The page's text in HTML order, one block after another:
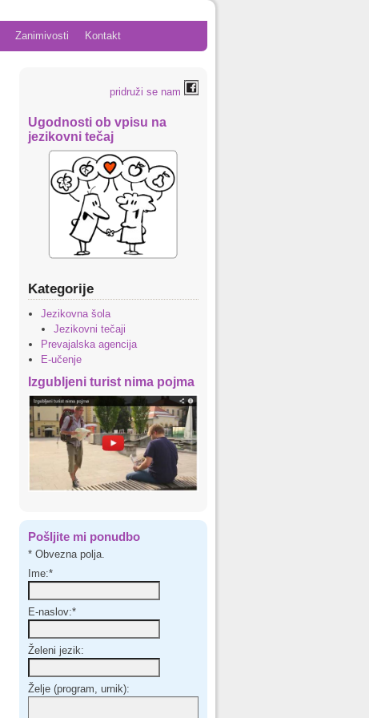
Zanimivosti Kontakt
pridruži se nam
Ugodnosti ob vpisu na
jezikovni tečaj
Kategorije
Jezikovna šola
Jezikovni tečaji
Prevajalska agencija
E-učenje
Izgubljeni turist nima pojma
Pošljite mi ponudbo
* Obvezna polja.
Ime:*
E-naslov:*
Želeni jezik:
Želje (program, urnik):